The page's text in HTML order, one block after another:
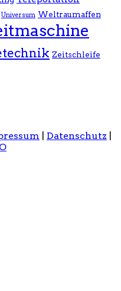
Universum Weltraumaffen
Zeitschleife
Datenschutz